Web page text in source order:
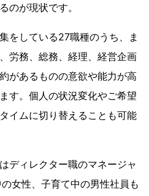
のが現状です。
をしている27職種のうち、ま
労務、総務、経理、経営企画
があるものの意欲や能力が高
す。個人の状況変化やご希望
イムに切り替えることも可能
ディレクター職のマネージャ
女性、子育て中の男性社員も